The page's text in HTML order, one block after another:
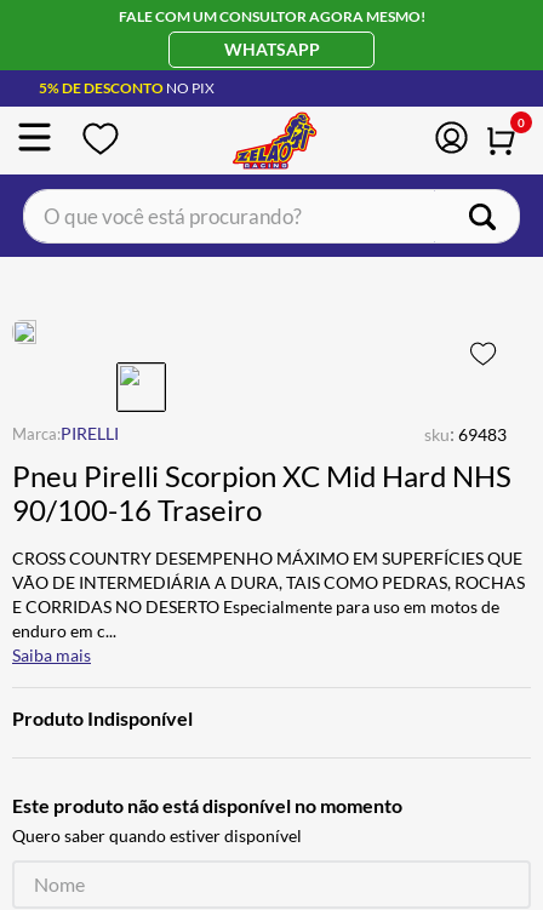
FALE COM UM CONSULTOR AGORA MESMO!
WHATSAPP
5% DE DESCONTO NO PIX
0
O que você está procurando?
PIRELLI sku: 69483
Pneu Pirelli Scorpion XC Mid Hard NHS
90/100-16 Traseiro
CROSS COUNTRY DESEMPENHO MÁXIMO EM SUPERFÍCIES QUE
VÃO DE INTERMEDIÁRIA A DURA, TAIS COMO PEDRAS, ROCHAS
E CORRIDAS NO DESERTO Especialmente para uso em motos de
enduro em c...
Saiba mais
Produto Indisponível
Este produto não está disponível no momento
Quero saber quando estiver disponível
JAQUETA
4º ÓCULOS SOLAR
5º LUVA
6 º ALPINESTAR
7º BAU
8º CALÇA
10º BOTAS